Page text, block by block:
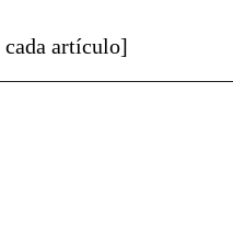
cada artículo]